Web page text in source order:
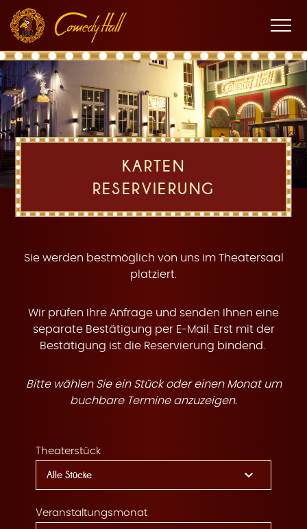
Hauptnavigation
Inhalt
Fußnavigation
K
a
r
e
Menü
KARTEN
RESERVIERUNG
Sie werden bestmöglich von uns im Theatersaal
platziert.
Wir prüfen Ihre Anfrage und senden Ihnen eine
separate Bestätigung per E-Mail. Erst mit der
Bestätigung ist die Reservierung bindend.
Bitte wählen Sie ein Stück oder einen Monat um
buchbare Termine anzuzeigen.
Theaterstück
Veranstaltungsmonat